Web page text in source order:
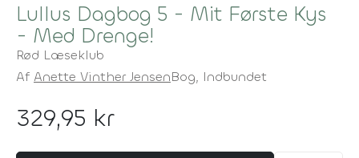
Lullus Dagbog 5 - Mit Første Kys
- Med Drenge!
Rød Læseklub
Af Anette Vinther JensenBog, Indbundet
329,95 kr